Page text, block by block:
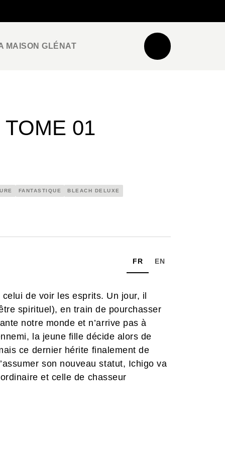
MAISON GLÉNAT
01
FANTASTIQUE BLEACH DELUXE
FR EN
de voir les esprits. Un jour, il
spirituel), en train de pourchasser
notre monde et n’arrive pas à
la jeune fille décide alors de
ce dernier hérite finalement de
son nouveau statut, Ichigo va
et celle de chasseur